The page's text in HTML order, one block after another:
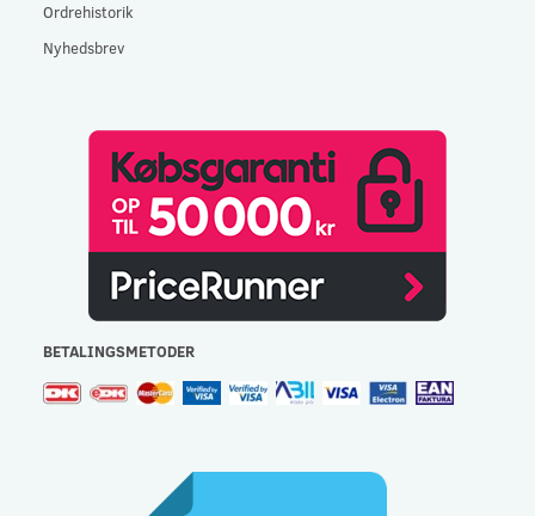
Ordrehistorik
Nyhedsbrev
BETALINGSMETODER